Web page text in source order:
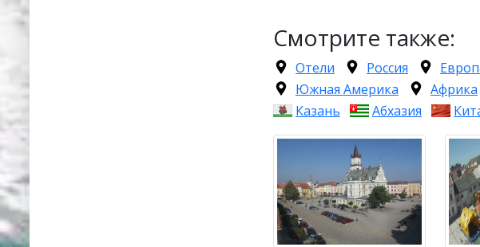
Смотрите также:
Отели Россия
Южная Америка
Африка
Казань
Абхазия